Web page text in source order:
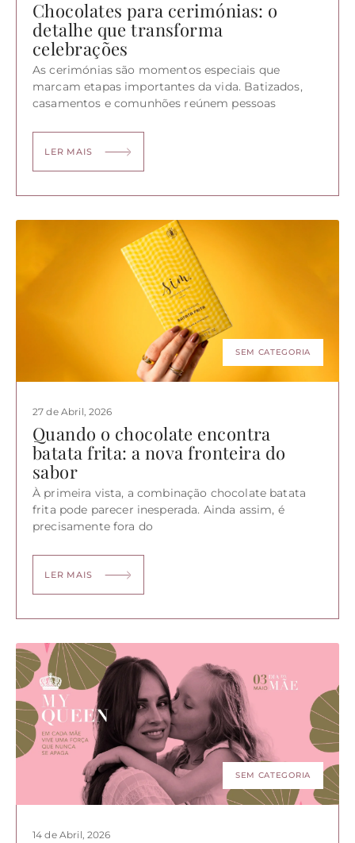
Chocolates para cerimónias: o
detalhe que transforma
celebrações
As cerimónias são momentos especiais que
marcam etapas importantes da vida. Batizados,
casamentos e comunhões reúnem pessoas
LER MAIS
SEM CATEGORIA
27 de Abril, 2026
Quando o chocolate encontra
batata frita: a nova fronteira do
sabor
À primeira vista, a combinação chocolate batata
frita pode parecer inesperada. Ainda assim, é
precisamente fora do
LER MAIS
SEM CATEGORIA
14 de Abril, 2026